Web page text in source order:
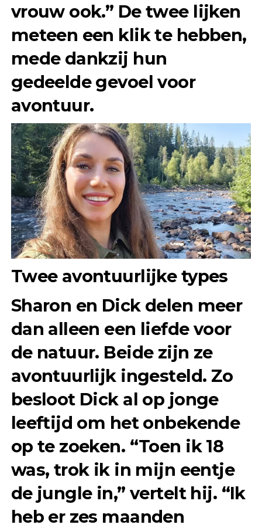
vrouw ook.” De twee lijken
meteen een klik te hebben,
mede dankzij hun
gedeelde gevoel voor
avontuur.
Twee avontuurlijke types
Sharon en Dick delen meer
dan alleen een liefde voor
de natuur. Beide zijn ze
avontuurlijk ingesteld. Zo
besloot Dick al op jonge
leeftijd om het onbekende
op te zoeken. “Toen ik 18
was, trok ik in mijn eentje
de jungle in,” vertelt hij. “Ik
heb er zes maanden